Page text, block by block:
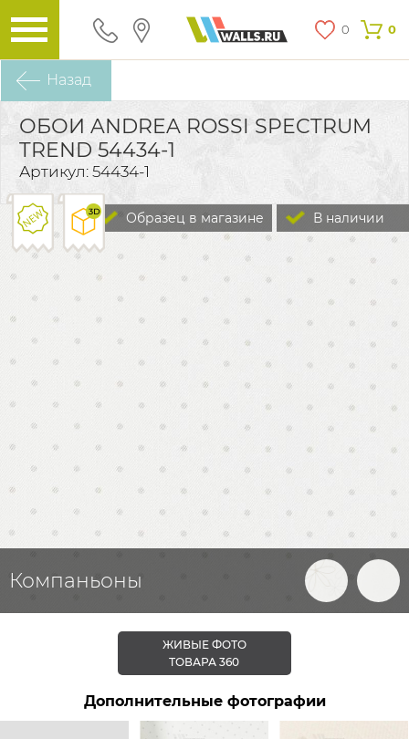
0 0
Назад
ОБОИ ANDREA ROSSI SPECTRUM
TREND 54434-1
Артикул: 54434-1
В наличии
Образец в магазине
Компаньоны
ЖИВЫЕ ФОТО
ТОВАРА 360
Дополнительные фотографии